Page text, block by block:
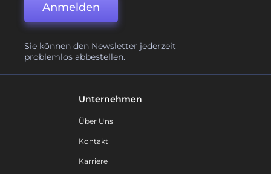
Anmelden
Sie können den Newsletter jederzeit
problemlos abbestellen.
Unternehmen
Über Uns
Kontakt
Karriere